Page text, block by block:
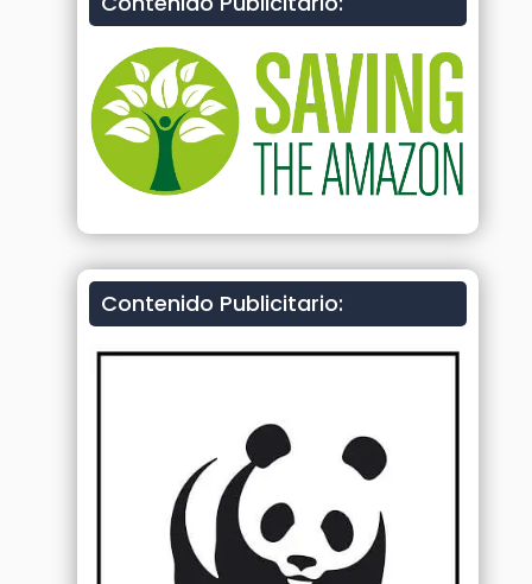
Contenido Publicitario: